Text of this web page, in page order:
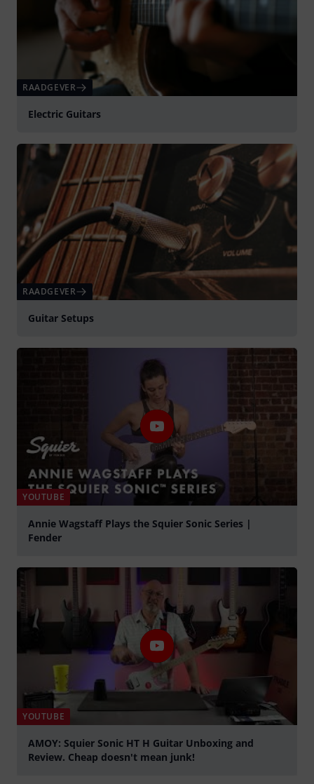
RAADGEVER
Electric Guitars
RAADGEVER
Guitar Setups
YOUTUBE
Annie Wagstaff Plays the Squier Sonic Series |
Fender
YOUTUBE
AMOY: Squier Sonic HT H Guitar Unboxing and
Review. Cheap doesn't mean junk!